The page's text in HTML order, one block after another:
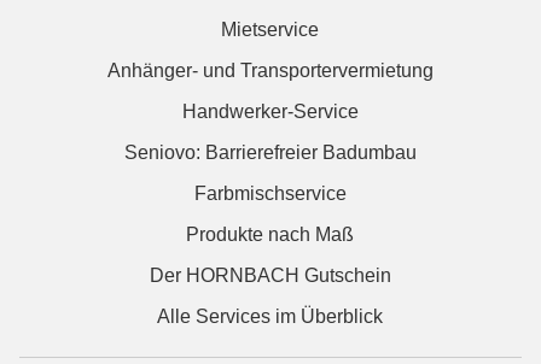
Mietservice
Anhänger- und Transportervermietung
Handwerker-Service
Seniovo: Barrierefreier Badumbau
Farbmischservice
Produkte nach Maß
Der HORNBACH Gutschein
Alle Services im Überblick